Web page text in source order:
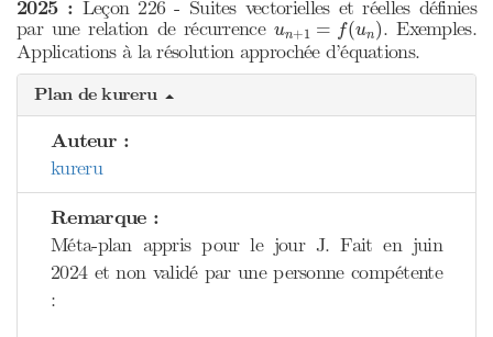
2025 : Leçon 226 - Suites vectorielles et réelles définies
par une relation de récurrence un+1 = f(un)
un+1= f(un ) . Exemples.
Applications à la résolution approchée d’équations.
Plan de kureru
Auteur :
kureru
Remarque :
Méta-plan appris pour le jour J. Fait en juin
2024 et non validé par une personne compétente
: